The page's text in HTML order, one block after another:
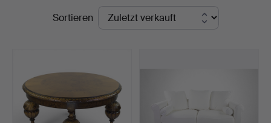
EndpreiseSortieren